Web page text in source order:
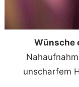
Wünsche
unscharfem